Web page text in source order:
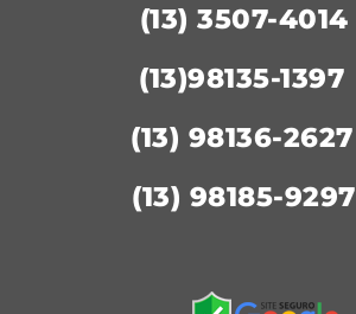
(13) 3507-4014
(13)98135-1397
(13) 98136-2627
(13) 98185-9297